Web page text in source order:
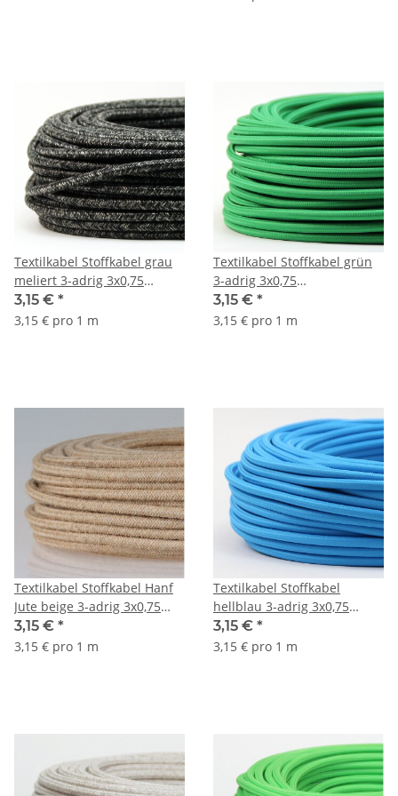
Textilkabel Stoffkabel grau
meliert 3-adrig 3x0,75
Gummischlauchleitung 3G
0,75 H03VV-F
3,15 € *
3,15 € pro 1 m
Textilkabel Stoffkabel grün
3-adrig 3x0,75
Gummischlauchleitung 3G
0,75 H03VV-F
3,15 € *
3,15 € pro 1 m
Textilkabel Stoffkabel Hanf
Jute beige 3-adrig 3x0,75
Schlauchleitung 3G 0,75
H03VV-F
3,15 € *
3,15 € pro 1 m
Textilkabel Stoffkabel
hellblau 3-adrig 3x0,75
Gummischlauchleitung 3G
0,75 H03VV-F
3,15 € *
3,15 € pro 1 m